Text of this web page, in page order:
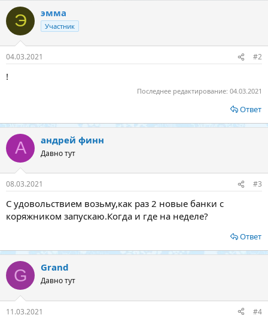
Э эмма
Участник
04.03.2021 #2
!
Последнее редактирование: 04.03.2021
Ответ
А андрей финн
Давно тут
08.03.2021 #3
С удовольствием возьму,как раз 2 новые банки с
коряжником запускаю.Когда и где на неделе?
Ответ
G Grand
Давно тут
11.03.2021 #4